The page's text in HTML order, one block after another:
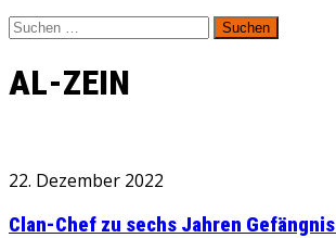
Suchen
nach:
AL-ZEIN
22. Dezember 2022
Clan-Chef zu sechs Jahren